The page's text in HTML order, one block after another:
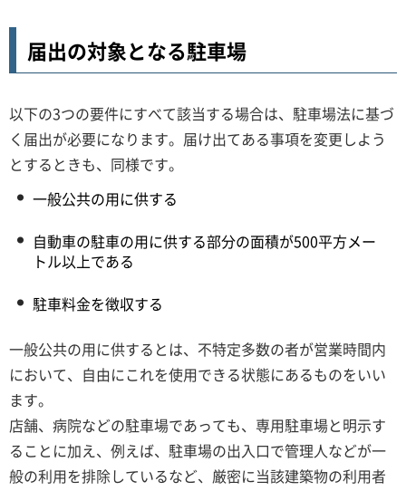
届出の対象となる駐車場
以下の3つの要件にすべて該当する場合は、駐車場法に基づ
く届出が必要になります。届け出てある事項を変更しよう
とするときも、同様です。
一般公共の用に供する
自動車の駐車の用に供する部分の面積が500平方メー
トル以上である
駐車料金を徴収する
一般公共の用に供するとは、不特定多数の者が営業時間内
において、自由にこれを使用できる状態にあるものをいい
ます。
店舗、病院などの駐車場であっても、専用駐車場と明示す
ることに加え、例えば、駐車場の出入口で管理人などが一
般の利用を排除しているなど、厳密に当該建築物の利用者